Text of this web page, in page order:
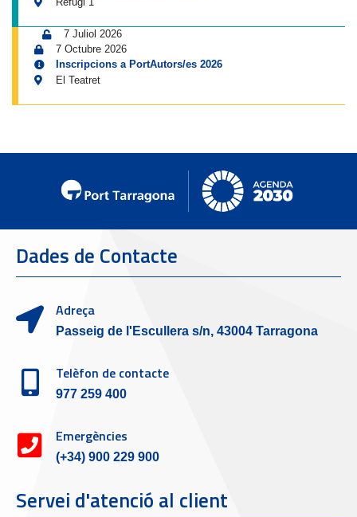
7 Juliol 2026
7 Octubre 2026
Inscripcions a PortAutors/es 2026
El Teatret
Dades de Contacte
Adreça
Passeig de l'Escullera s/n, 43004 Tarragona
Telèfon de contacte
977 259 400
Emergències
(+34) 900 229 900
Servei d'atenció al client